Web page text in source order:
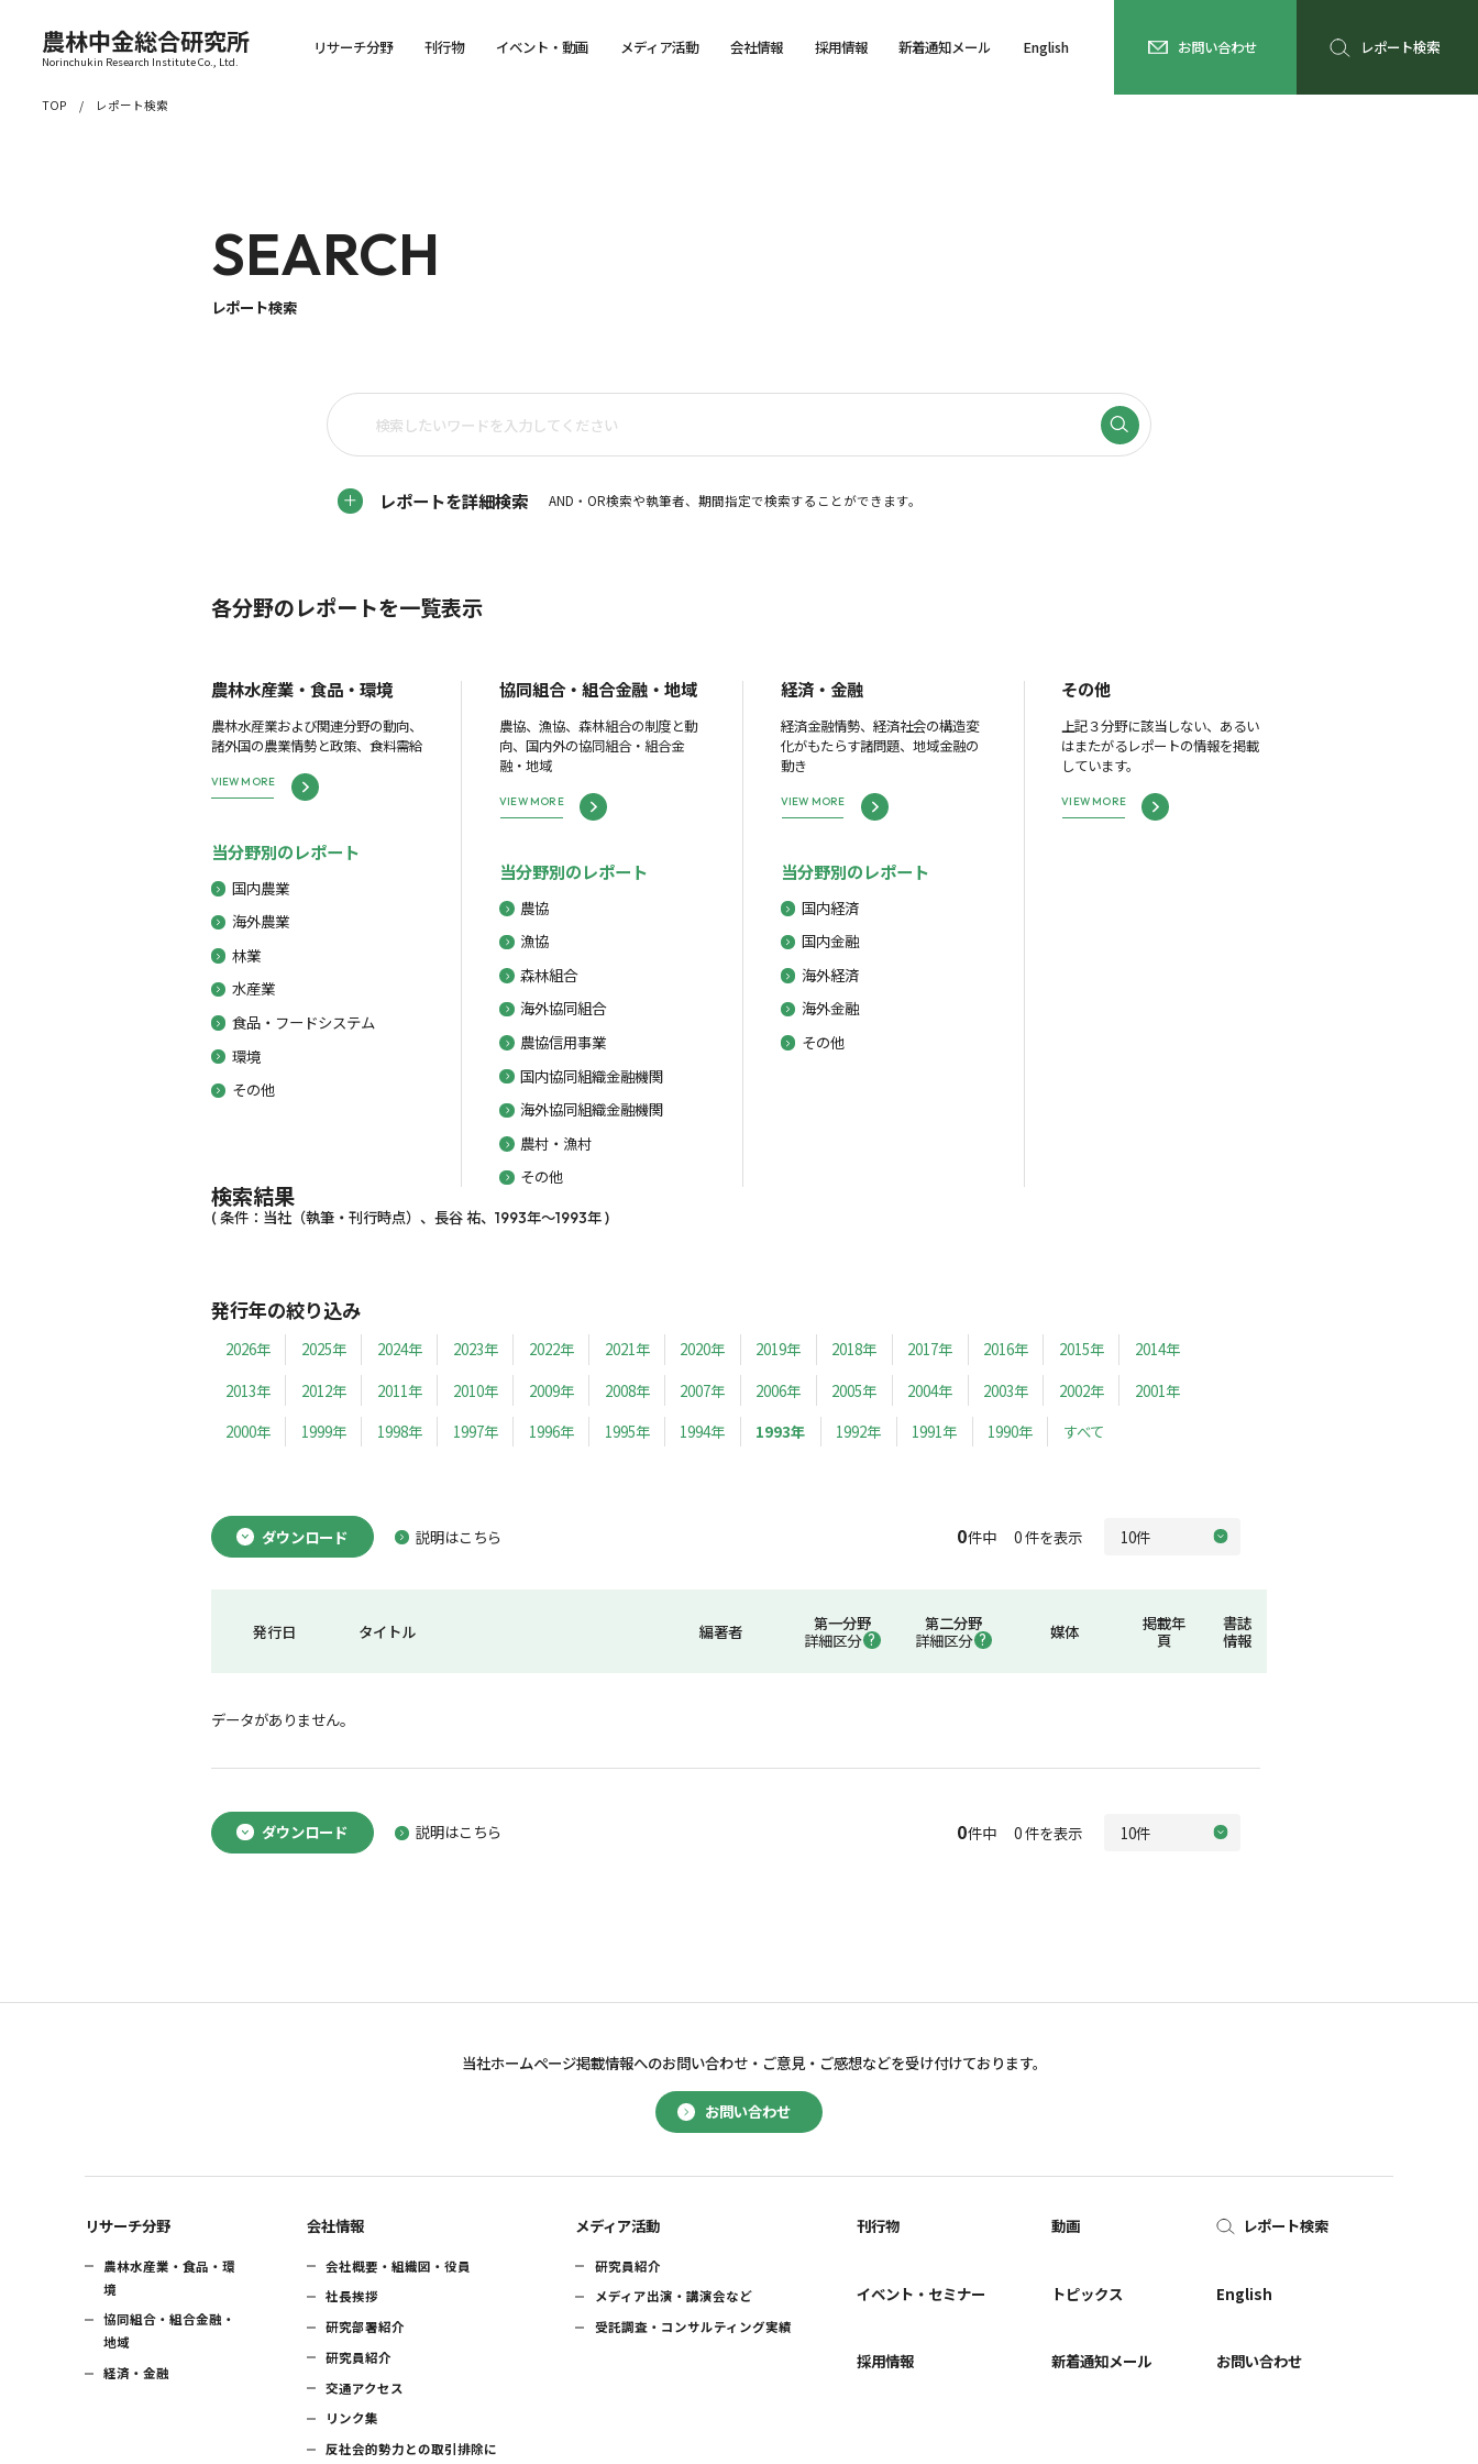
農林中金総合研究所
Norinchukin Research Institute Co., Ltd.
リサーチ分野 刊行物 イベント・動画 メディア活動 会社情報 採用情報 新着通知メール English お問い合わせ レポート検索
TOP レポート検索
SEARCH
レポート検索
レポートを詳細検索 AND・OR検索や執筆者、期間指定で検索することができます。
各分野のレポートを一覧表示
農林水産業・食品・環境
農林水産業および関連分野の動向、
諸外国の農業情勢と政策、食料需給
VIEW MORE
当分野別のレポート
国内農業
海外農業
林業
水産業
食品・フードシステム
環境
その他
協同組合・組合金融・地域
農協、漁協、森林組合の制度と動
向、国内外の協同組合・組合金
融・地域
VIEW MORE
当分野別のレポート
農協
漁協
森林組合
海外協同組合
農協信用事業
国内協同組織金融機関
海外協同組織金融機関
農村・漁村
その他
経済・金融
経済金融情勢、経済社会の構造変
化がもたらす諸問題、地域金融の
動き
VIEW MORE
当分野別のレポート
国内経済
国内金融
海外経済
海外金融
その他
その他
上記３分野に該当しない、あるい
はまたがるレポートの情報を掲載
しています。
VIEW MORE
検索結果
( 条件：当社（執筆・刊行時点）、長谷 祐、1993年～1993年 )
発行年の絞り込み
2026年 2025年 2024年 2023年 2022年 2021年 2020年 2019年 2018年 2017年 2016年 2015年
2014年
2013年
2012年 2011年 2010年 2009年 2008年 2007年 2006年 2005年 2004年 2003年 2002年
2001年
2000年
1999年 1998年 1997年 1996年 1995年 1994年 1993年 1992年 1991年 1990年 すべて
ダウンロード 説明はこちら 0件中 0 件を表示
発行日 タイトル 編著者
第一分野
詳細区分
第二分野
詳細区分
媒体
掲載年
頁
書誌
情報
データがありません。
ダウンロード 説明はこちら 0件中 0 件を表示
お問い合わせ
当社ホームページ掲載情報へのお問い合わせ・ ご意見・ご感想などを受け付けております。
リサーチ分野
農林水産業・食品・環
境
協同組合・組合金融・
地域
経済・金融
会社情報
会社概要・組織図・役員
社長挨拶
研究部署紹介
研究員紹介
交通アクセス
リンク集
反社会的勢力との取引排除に
メディア活動
研究員紹介
メディア出演・講演会など
受託調査・コンサルティング実績
刊行物
イベント・セミナー
採用情報
動画
トピックス
新着通知メール
レポート検索
English
お問い合わせ